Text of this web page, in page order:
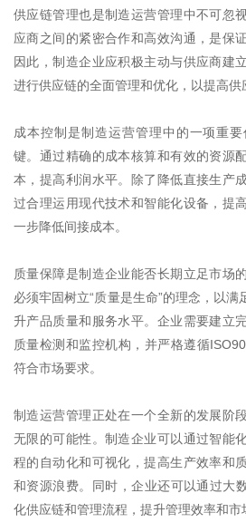
供应链管理也是制造运营管理中不可忽
应商之间的紧密合作和高效沟通，是保
因此，制造企业应积极主动与供应商建
进行供应链的全面管理和优化，以提高供
成本控制是制造运营管理中的一项重
键。通过精确的成本核算和有效的资源
本，提高利润水平。除了降低直接生产
过合理运用现代技术和智能化设备，提
一步降低间接成本。
质量保障是制造企业能否长期立足市场
必须牢固树立“质量是生命”的理念，以
升产品质量和服务水平。企业需要建立
质量检测和监控机构，并严格遵循
符合市场要求。
制造运营管理正处在一个全新的发展阶
无限的可能性。制造企业可以通过智能
程的自动化和可视化，提高生产效率和
和资源浪费。同时，企业还可以通过大
化供应链和管理流程，提升管理效率和市